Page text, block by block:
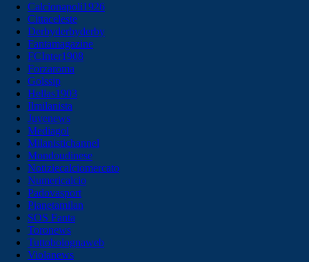
Calcionapoli1926
Cittaceleste
Derbyderbyderby
Fantamagazine
FCInter1908
Forzaroma
Golssip
Hellas1903
Ilmilanista
Juvenews
Mediagol
Milanistichannel
Mondoudinese
Notiziecalciomercato
Numericalcio
Padovasport
Pianetamilan
SOS Fanta
Toronews
Tuttobolognaweb
Violanews